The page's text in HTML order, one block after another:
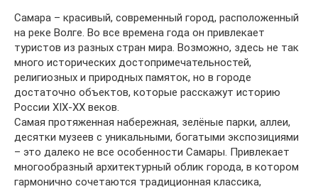
Самара – красивый, современный город, расположенный
на реке Волге. Во все времена года он привлекает
туристов из разных стран мира. Возможно, здесь не так
много исторических достопримечательностей,
религиозных и природных памяток, но в городе
достаточно объектов, которые расскажут историю
России XIX-XX веков.
Самая протяженная набережная, зелёные парки, аллеи,
десятки музеев с уникальными, богатыми экспозициями
– это далеко не все особенности Самары. Привлекает
многообразный архитектурный облик города, в котором
гармонично сочетаются традиционная классика,